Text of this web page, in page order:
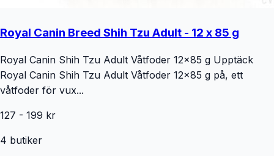
Royal Canin Breed Shih Tzu Adult - 12 x 85 g
Royal Canin Shih Tzu Adult Våtfoder 12x85 g Upptäck
Royal Canin Shih Tzu Adult Våtfoder 12x85 g på, ett
våtfoder för vux...
127 - 199 kr
4 butiker